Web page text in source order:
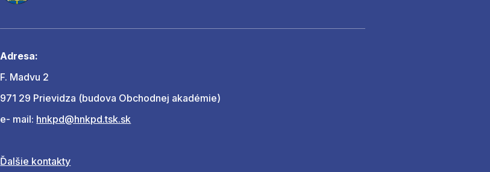
Adresa:
F. Madvu 2
971 29 Prievidza (budova Obchodnej akadémie)
e- mail: hnkpd@hnkpd.tsk.sk
Ďalšie kontakty